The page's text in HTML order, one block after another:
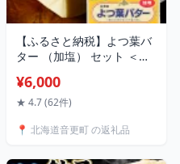
【ふるさと納税】よつ葉バ
ター （加塩） セット ＜選
20個 （1個あたり150g）計
300g～3kg バター 加塩バ
勝 生乳100％ 乳製品 朝食
¥6,000
★ 4.7 (62件)
📍 北海道音更町 の返礼品